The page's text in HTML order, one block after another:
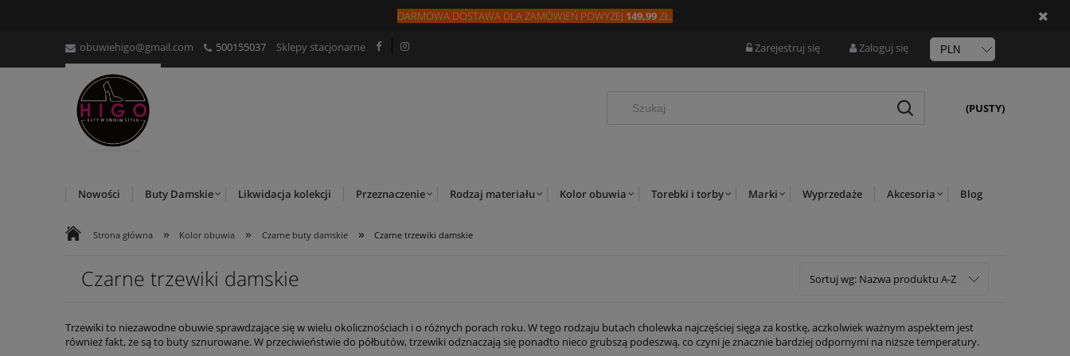
DARMOWA DOSTAWA DLAZAMÓWIEŃ POWYŻEJ 149,99ZŁ.
obuwiehigo@gmail.com 500155037 Sklepy stacjonarne Zarejestruj się Zaloguj się
(PUSTY)
Nowości Buty Damskie Likwidacja kolekcji Przeznaczenie Rodzaj materiału Kolor obuwia Torebki i torby Marki Wyprzedaże Akcesoria Blog
Strona główna » Kolor obuwia » Czarne buty damskie » Czarne trzewiki damskie
Czarne trzewiki damskie Sortuj wg: Nazwa produktu A-Z
Trzewiki to niezawodne obuwie sprawdzające się w wielu okolicznościach i o różnych porach roku. W tego rodzaju butach cholewka najczęściej sięga za kostkę, aczkolwiek ważnym aspektem jest
również fakt, że są to buty sznurowane. W przeciwieństwie do półbutów, trzewiki odznaczają się ponadto nieco grubszą podeszwą, co czyni je znacznie bardziej odpornymi na niższe temperatury.